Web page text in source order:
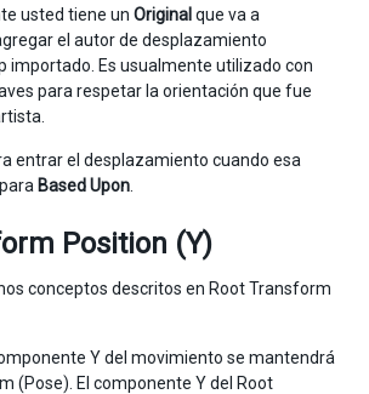
usted tiene un Original que va a
el autor de desplazamiento
importado. Es usualmente utilizado con
para respetar la orientación que fue
entrar el desplazamiento cuando esa
Based Upon
Position (Y)
conceptos descritos en Root Transform
Y del movimiento se mantendrá
(Pose). El componente Y del Root